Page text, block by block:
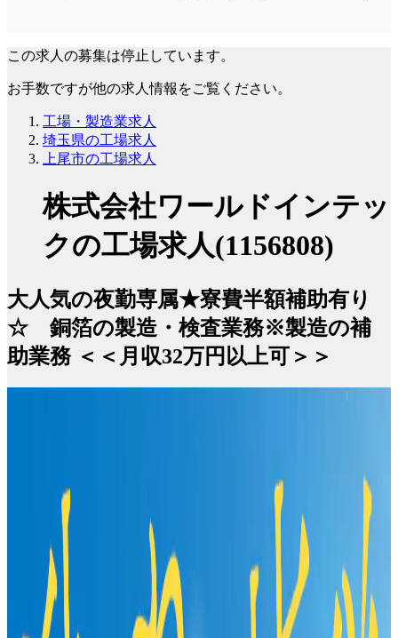
この求人の募集は停止しています。
お手数ですが他の求人情報をご覧ください。
工場・製造業求人
埼玉県の工場求人
上尾市の工場求人
株式会社ワールドインテッ
クの工場求人(1156808)
大人気の夜勤専属★寮費半額補助有り
☆ 銅箔の製造・検査業務※製造の補
助業務 ＜＜月収32万円以上可＞＞